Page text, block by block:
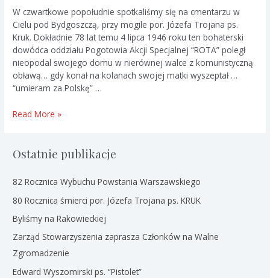
W czwartkowe popołudnie spotkaliśmy się na cmentarzu w
Cielu pod Bydgoszczą, przy mogile por. Józefa Trojana ps.
Kruk. Dokładnie 78 lat temu 4 lipca 1946 roku ten bohaterski
dowódca oddziału Pogotowia Akcji Specjalnej “ROTA” poległ
nieopodal swojego domu w nierównej walce z komunistyczną
obławą… gdy konał na kolanach swojej matki wyszeptał …
“umieram za Polskę” …
78
por.
Trojana
KRUK
Read More »
Ostatnie publikacje
82 Rocznica Wybuchu Powstania Warszawskiego
80 Rocznica śmierci por. Józefa Trojana ps. KRUK
Byliśmy na Rakowieckiej
Zarząd Stowarzyszenia zaprasza Członków na Walne
Zgromadzenie
Edward Wyszomirski ps. “Pistolet”